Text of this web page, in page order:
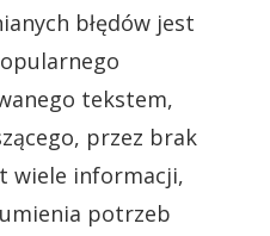
błędów jest
tekstem,
przez brak
wiele informacji,
potrzeb